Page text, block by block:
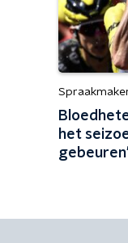
het
gebeuren'